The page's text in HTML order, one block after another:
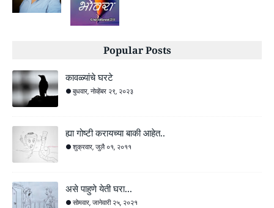
Popular Posts
कावळ्यांचे घरटे
बुधवार, नोव्हेंबर २९, २०२३
ह्या गोष्टी करायच्या बाकी आहेत..
शुक्रवार, जुलै ०१, २०११
असे पाहुणे येती घरा...
सोमवार, जानेवारी २५, २०२१